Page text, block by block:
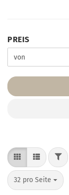
PREIS
PREIS
Preis bis
32 pro Seite
pro Seite